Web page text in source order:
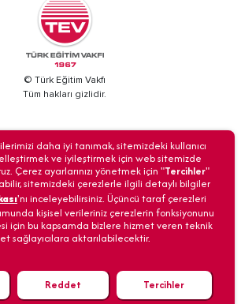
© Türk Eğitim Vakfı
Tüm hakları gizlidir.
BİZİ ARAYIN
Veri Güvenliği Kişisel Verilerin Korunması
daha iyi tanımak, sitemizdeki kullanıcı
ve iyileştirmek için web sitemizde
Çerez ayarlarınızı yönetmek için "Tercihler"
sitemizdeki çerezlerle ilgili detaylı bilgiler
'nı inceleyebilirsiniz. Üçüncü taraf çerezleri
kişisel verileriniz çerezlerin fonksiyonunu
için bu kapsamda bizlere hizmet veren teknik
sağlayıcılara aktarılabilecektir.
Reddet Tercihler